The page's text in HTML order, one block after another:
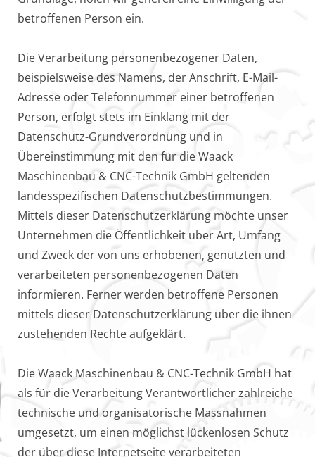
betroffenen Person ein.
Die Verarbeitung personenbezogener Daten,
beispielsweise des Namens, der Anschrift, E-Mail-
Adresse oder Telefonnummer einer betroffenen
Person, erfolgt stets im Einklang mit der
Datenschutz-Grundverordnung und in
Übereinstimmung mit den für die Waack
Maschinenbau & CNC-Technik GmbH geltenden
landesspezifischen Datenschutzbestimmungen.
Mittels dieser Datenschutzerklärung möchte unser
Unternehmen die Öffentlichkeit über Art, Umfang
und Zweck der von uns erhobenen, genutzten und
verarbeiteten personenbezogenen Daten
informieren. Ferner werden betroffene Personen
mittels dieser Datenschutzerklärung über die ihnen
zustehenden Rechte aufgeklärt.
Die Waack Maschinenbau & CNC-Technik GmbH hat
als für die Verarbeitung Verantwortlicher zahlreiche
technische und organisatorische Massnahmen
umgesetzt, um einen möglichst lückenlosen Schutz
der über diese Internetseite verarbeiteten